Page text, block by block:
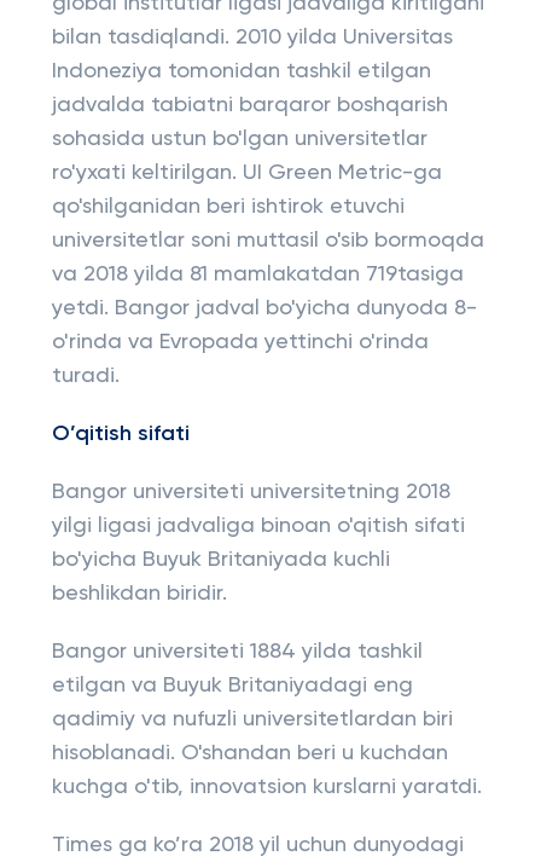
bilan tasdiqlandi. 2010 yilda Universitas
Indoneziya tomonidan tashkil etilgan
jadvalda tabiatni barqaror boshqarish
sohasida ustun bo'lgan universitetlar
ro'yxati keltirilgan. UI Green Metric-ga
qo'shilganidan beri ishtirok etuvchi
universitetlar soni muttasil o'sib bormoqda
va 2018 yilda 81 mamlakatdan 719tasiga
yetdi. Bangor jadval bo'yicha dunyoda 8-
o'rinda va Evropada yettinchi o'rinda
turadi.
O’qitish sifati
Bangor universiteti universitetning 2018
yilgi ligasi jadvaliga binoan o'qitish sifati
bo'yicha Buyuk Britaniyada kuchli
beshlikdan biridir.
Bangor universiteti 1884 yilda tashkil
etilgan va Buyuk Britaniyadagi eng
qadimiy va nufuzli universitetlardan biri
hisoblanadi. O'shandan beri u kuchdan
kuchga o'tib, innovatsion kurslarni yaratdi.
Times ga ko’ra 2018 yil uchun dunyodagi